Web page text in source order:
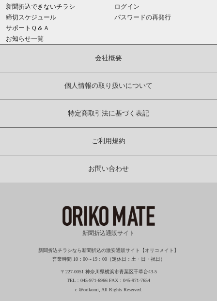
新聞折込できないチラシ
締切スケジュール
サポートＱ＆Ａ
お知らせ一覧
ログイン
パスワードの再発行
会社概要
個人情報の取り扱いについて
特定商取引法に基づく表記
ご利用規約
お問い合わせ
新聞折込通販サイト
新聞折込チラシなら新聞折込の激安通販サイト【オリコメイト】
営業時間 10：00～19：00（定休日：土・日・祝日）
〒227-0051 神奈川県横浜市青葉区千草台43-5
TEL：045-971-6966 FAX：045-971-7654
c ＠orikomi, All Rights Reserved.